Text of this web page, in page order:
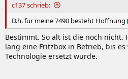
c137 schrieb:
D.h. für meine 7490 besteht Hoffnung
Bestimmt. So alt ist die noch nicht.
lang eine Fritzbox in Betrieb, bis
Technologie ersetzt wurde.